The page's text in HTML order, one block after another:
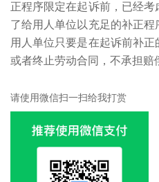
正程序限定在起诉前，已经
了给用人单位以充足的补正程
用人单位只要是在起诉前补
或者终止劳动合同，不承担赔
请使用微信扫一扫给我打赏